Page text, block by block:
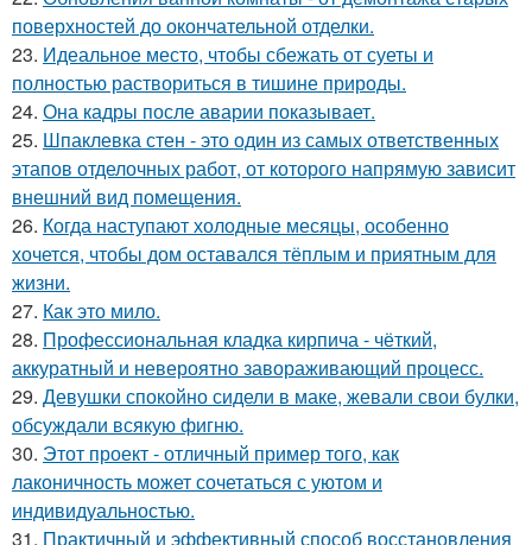
поверхностей до окончательной отделки.
23. Идеальное место, чтобы сбежать от суеты и
полностью раствориться в тишине природы.
24. Она кадры после аварии показывает.
25. Шпаклевка стен - это один из самых ответственных
этапов отделочных работ, от которого напрямую зависит
внешний вид помещения.
26. Когда наступают холодные месяцы, особенно
хочется, чтобы дом оставался тёплым и приятным для
жизни.
27. Как это мило.
28. Профессиональная кладка кирпича - чёткий,
аккуратный и невероятно завораживающий процесс.
29. Девушки спокойно сидели в маке, жевали свои булки,
обсуждали всякую фигню.
30. Этот проект - отличный пример того, как
лаконичность может сочетаться с уютом и
индивидуальностью.
31. Практичный и эффективный способ восстановления